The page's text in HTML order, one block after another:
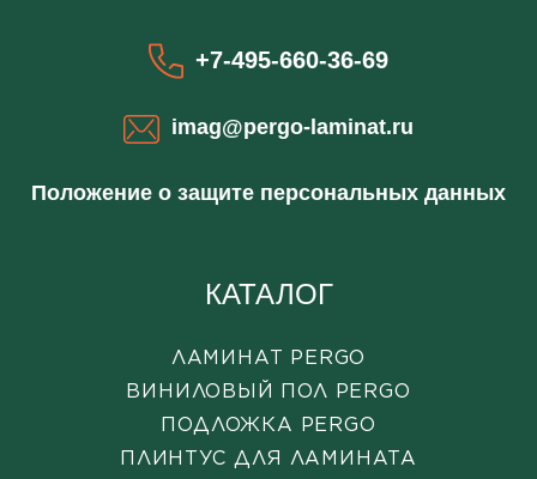
+7-495-660-36-69
imag@pergo-laminat.ru
Положение о защите персональных данных
КАТАЛОГ
ЛАМИНАТ PERGO
ВИНИЛОВЫЙ ПОЛ PERGO
ПОДЛОЖКА PERGO
ПЛИНТУС ДЛЯ ЛАМИНАТА